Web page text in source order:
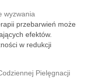
wyzwania
przebarwień może
efektów.
w redukcji
Pielęgnacji